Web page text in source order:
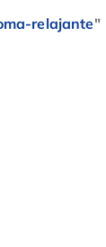
relajante"